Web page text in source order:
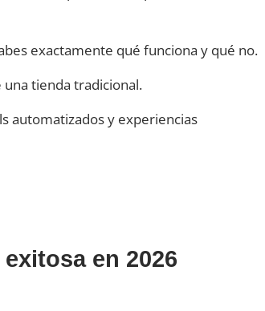
exactamente qué funciona y qué no.
una tienda tradicional.
automatizados y experiencias
en 2026